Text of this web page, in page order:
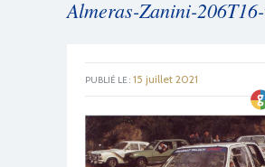
Almeras-Zanini-
PUBLIÉ LE : 15 juillet 2021